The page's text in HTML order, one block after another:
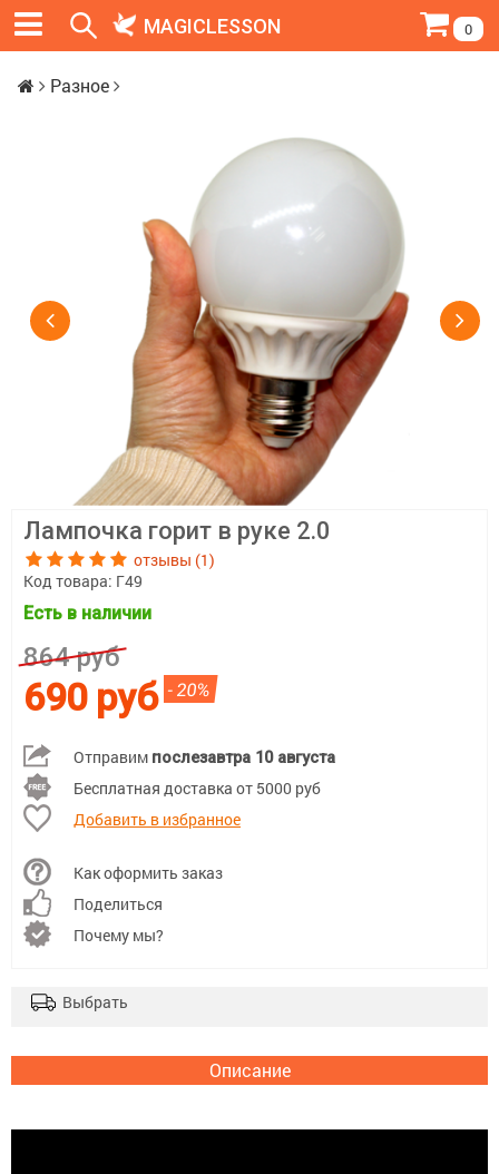
MAGICLESSON 0
Разное
Лампочка горит в руке 2.0
отзывы (1)
Код товара: Г49
Есть в наличии
864 руб
690 руб - 20%
Отправим послезавтра 10 августа
Бесплатная доставка от 5000 руб
Добавить в избранное
Как оформить заказ
Поделиться
Почему мы?
Выбрать
Описание